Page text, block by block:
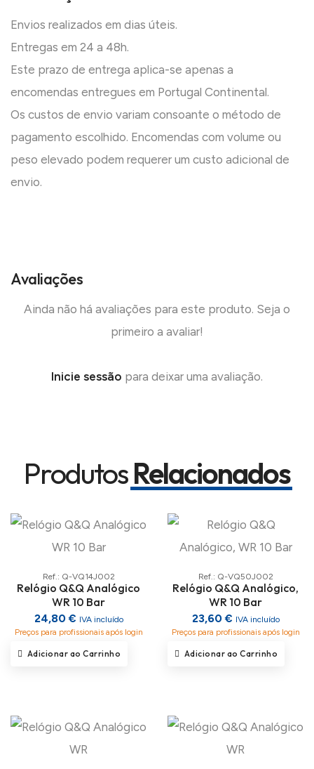
Envios realizados em dias úteis.
Entregas em 24 a 48h.
Este prazo de entrega aplica-se apenas a
encomendas entregues em Portugal Continental.
Os custos de envio variam consoante o método de
pagamento escolhido. Encomendas com volume ou
peso elevado podem requerer um custo adicional de
envio.
Avaliações
Ainda não há avaliações para este produto. Seja o
primeiro a avaliar!
Inicie sessão para deixar uma avaliação.
ProdutosRelacionados
Ref.: Q-VQ14J002
Relógio Q&Q Analógico
WR 10 Bar
24,80 € IVA incluído
Preços para profissionais após login
Adicionar ao Carrinho
Ref.: Q-VQ50J002
Relógio Q&Q Analógico,
WR 10 Bar
23,60 € IVA incluído
Preços para profissionais após login
Adicionar ao Carrinho